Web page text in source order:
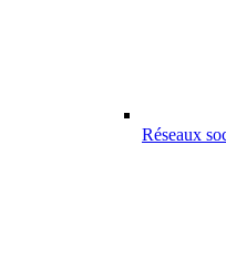
Réseaux